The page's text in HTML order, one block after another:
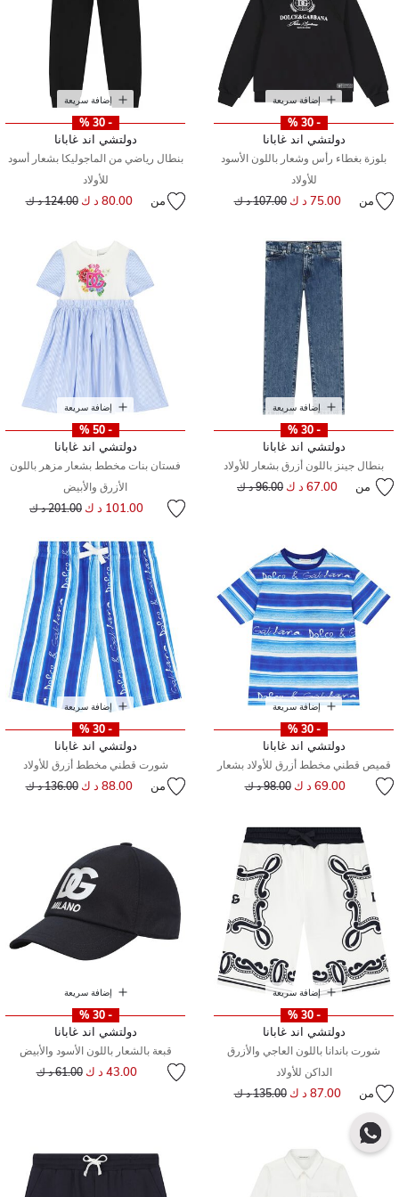
إضافة سريعة
- 30 %
دولتشي اند غابانا
بلوزة بغطاء رأس وشعار باللون الأسود
للأولاد
من 75.00 د ك سعر مخفض من
107.00 د ك
إضافة سريعة
- 30 %
دولتشي اند غابانا
بنطال رياضي من الماجوليكا بشعار أسود
للأولاد
من 80.00 د ك سعر مخفض من
124.00 د ك إلى
إضافة سريعة
- 30 %
دولتشي اند غابانا
بنطال جينز باللون أزرق بشعار للأولاد
من 67.00 د ك سعر مخفض من
96.00 د ك
إضافة سريعة
- 50 %
دولتشي اند غابانا
فستان بنات مخطط بشعار مزهر باللون
الأزرق والأبيض
101.00 د ك سعر مخفض من
201.00 د ك إلى
إضافة سريعة
- 30 %
دولتشي اند غابانا
قميص قطني مخطط أزرق للأولاد بشعار
69.00 د ك سعر مخفض من
98.00 د ك
إضافة سريعة
- 30 %
دولتشي اند غابانا
شورت قطني مخطط أزرق للأولاد
من 88.00 د ك سعر مخفض من
136.00 د ك إلى
إضافة سريعة
- 30 %
دولتشي اند غابانا
شورت باندانا باللون العاجي والأزرق
الداكن للأولاد
من 87.00 د ك سعر مخفض من
135.00 د ك
إضافة سريعة
- 30 %
دولتشي اند غابانا
قبعة بالشعار باللون الأسود والأبيض
43.00 د ك سعر مخفض من
61.00 د ك إلى